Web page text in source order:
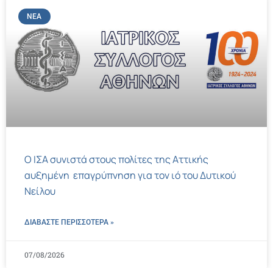
ΝΈΑ
Ο ΙΣΑ συνιστά στους πολίτες της Αττικής
αυξημένη επαγρύπνηση για τον ιό του Δυτικού
Νείλου
ΔΙΑΒΑΣΤΕ ΠΕΡΙΣΣΌΤΕΡΑ »
07/08/2026